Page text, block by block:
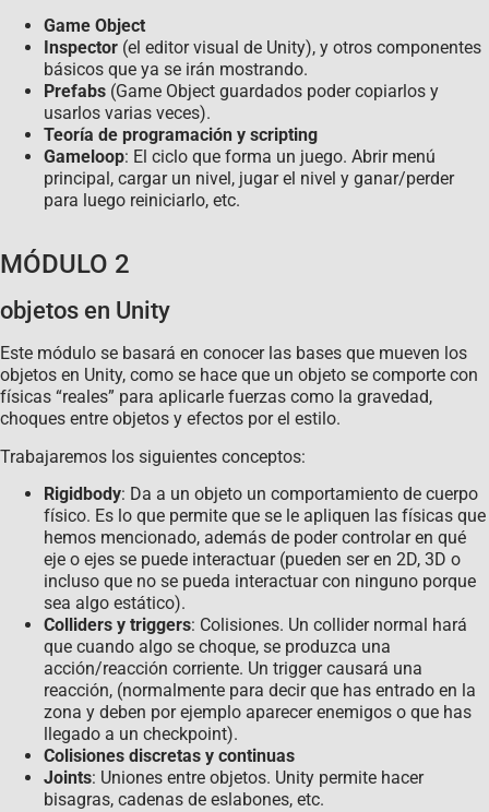
Game Object
Inspector (el editor visual de Unity), y otros componentes
básicos que ya se irán mostrando.
Prefabs (Game Object guardados poder copiarlos y
usarlos varias veces).
Teoría de programación y scripting
Gameloop: El ciclo que forma un juego. Abrir menú
principal, cargar un nivel, jugar el nivel y ganar/perder
para luego reiniciarlo, etc.
MÓDULO 2
objetos en Unity
Este módulo se basará en conocer las bases que mueven los
objetos en Unity, como se hace que un objeto se comporte con
físicas “reales” para aplicarle fuerzas como la gravedad,
choques entre objetos y efectos por el estilo.
Trabajaremos los siguientes conceptos:
Rigidbody: Da a un objeto un comportamiento de cuerpo
físico. Es lo que permite que se le apliquen las físicas que
hemos mencionado, además de poder controlar en qué
eje o ejes se puede interactuar (pueden ser en 2D, 3D o
incluso que no se pueda interactuar con ninguno porque
sea algo estático).
Colliders y triggers: Colisiones. Un collider normal hará
que cuando algo se choque, se produzca una
acción/reacción corriente. Un trigger causará una
reacción, (normalmente para decir que has entrado en la
zona y deben por ejemplo aparecer enemigos o que has
llegado a un checkpoint).
Colisiones discretas y continuas
Joints: Uniones entre objetos. Unity permite hacer
bisagras, cadenas de eslabones, etc.